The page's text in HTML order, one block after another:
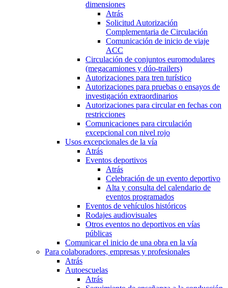
dimensiones
Atrás
Solicitud Autorización
Complementaria de Circulación
Comunicación de inicio de viaje
ACC
Circulación de conjuntos euromodulares
(megacamiones y dúo-trailers)
Autorizaciones para tren turístico
Autorizaciones para pruebas o ensayos de
investigación extraordinarios
Autorizaciones para circular en fechas con
restricciones
Comunicaciones para circulación
excepcional con nivel rojo
Usos excepcionales de la vía
Atrás
Eventos deportivos
Atrás
Celebración de un evento deportivo
Alta y consulta del calendario de
eventos programados
Eventos de vehículos históricos
Rodajes audiovisuales
Otros eventos no deportivos en vías
públicas
Comunicar el inicio de una obra en la vía
Para colaboradores, empresas y profesionales
Atrás
Autoescuelas
Atrás